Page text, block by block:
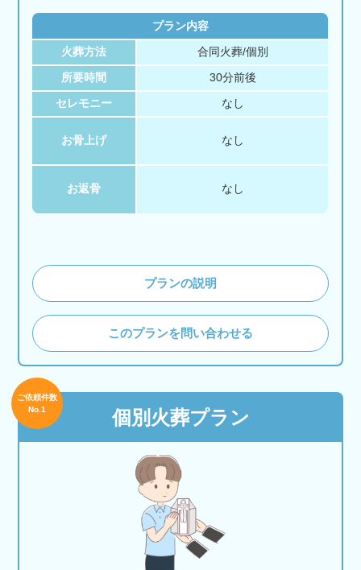
プラン内容
火葬方法 合同火葬/個別
所要時間 30分前後
セレモニー なし
お骨上げ なし
お返骨 なし
プランの説明
このプランを問い合わせる
個別火葬プラン
ご依頼件数
No.1